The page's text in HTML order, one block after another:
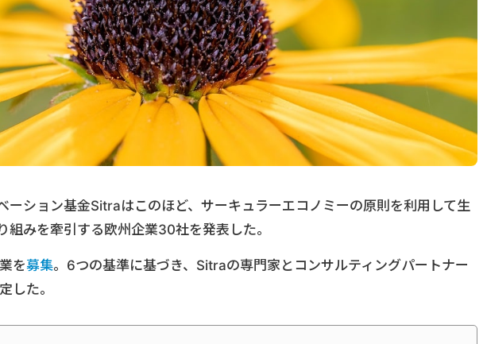
ーション基金Sitraはこのほど、サーキュラーエコノミーの原則を利用して生
組みを牽引する欧州企業30社を発表した。
を募集。6つの基準に基づき、Sitraの専門家とコンサルティングパートナー
した。